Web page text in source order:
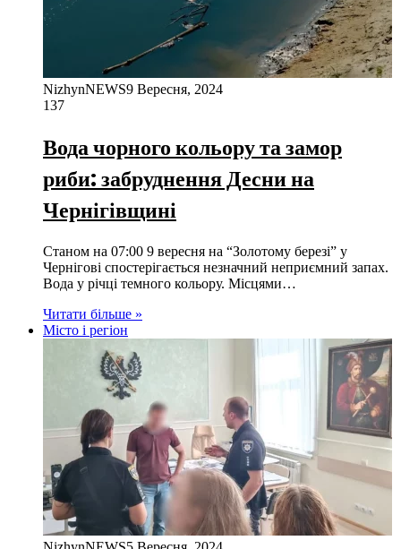
NizhynNEWS9 Вересня, 2024
137
Вода чорного кольору та замор
риби: забруднення Десни на
Чернігівщині
Станом на 07:00 9 вересня на “Золотому березі” у
Чернігові спостерігається незначний неприємний запах.
Вода у річці темного кольору. Місцями…
Читати більше »
Місто і регіон